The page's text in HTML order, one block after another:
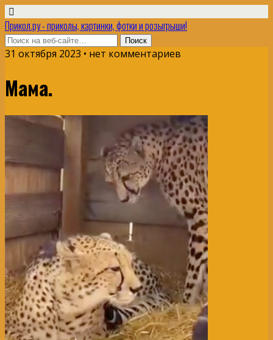
Прикол.ру - приколы, картинки, фотки и розыгрыши!
31 октября 2023 • нет комментариев
Мама.